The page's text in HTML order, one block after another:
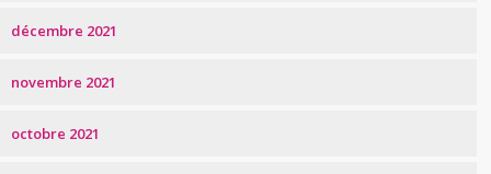
décembre 2021
novembre 2021
octobre 2021